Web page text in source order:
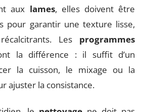
aux lames, elles doivent être
pour garantir une texture lisse,
Les programmes
la différence : il suffit d’un
la cuisson, le mixage ou la
ajuster la consistance.